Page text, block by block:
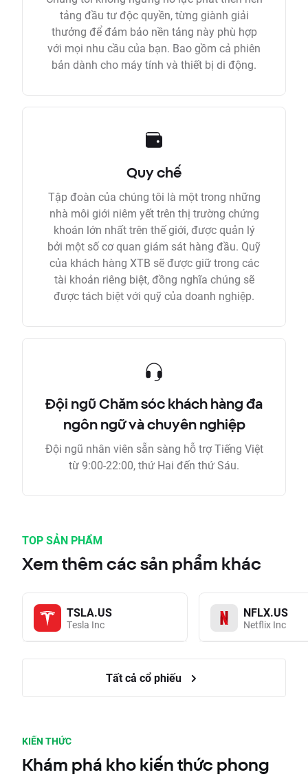
tảng đầu tư độc quyền, từng giành giải
thưởng để đảm bảo nền tảng này phù hợp
với mọi nhu cầu của bạn. Bao gồm cả phiên
bản dành cho máy tính và thiết bị di động.
Quy chế
Tập đoàn của chúng tôi là một trong những
nhà môi giới niêm yết trên thị trường chứng
khoán lớn nhất trên thế giới, được quản lý
bởi một số cơ quan giám sát hàng đầu. Quỹ
của khách hàng XTB sẽ được giữ trong các
tài khoản riêng biệt, đồng nghĩa chúng sẽ
được tách biệt với quỹ của doanh nghiệp.
Đội ngũ Chăm sóc khách hàng đa
ngôn ngữ và chuyên nghiệp
Đội ngũ nhân viên sẵn sàng hỗ trợ Tiếng Việt
từ 9:00-22:00, thứ Hai đến thứ Sáu.
TOP SẢN PHẨM
Xem thêm các sản phẩm khác
TSLA.US
Tesla Inc
NFLX.US
Netflix Inc
Tất cả cổ phiếu
KIẾN THỨC
Khám phá kho kiến thức phong